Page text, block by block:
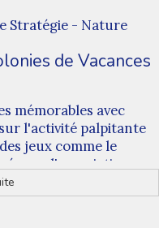
Stratégie - Nature
de Vacances
mémorables avec
l'activité palpitante
jeux comme le
par l'association
unique où les